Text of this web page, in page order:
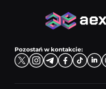
ADA → EUR
CZK → BNB (BSC)
DKK → DOGE
TRY → TON
Pary kupna
Pary wymiany
Pozostań w kontakcie: